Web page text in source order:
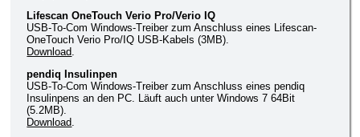
Lifescan OneTouch Verio Pro/Verio IQ
USB-To-Com Windows-Treiber zum Anschluss eines Lifescan-
OneTouch Verio Pro/IQ USB-Kabels (3MB).
Download
pendiq Insulinpen
USB-To-Com Windows-Treiber zum Anschluss eines pendiq
Insulinpens an den PC. Läuft auch unter Windows 7 64Bit
(5.2MB).
Download